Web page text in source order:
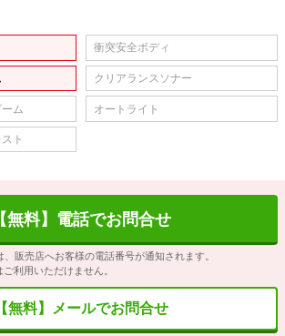
衝突安全ボディ
クリアランスソナー
ム オートライト
ト
【無料】電話でお問合せ
販売店へお客様の電話番号が通知されます。
利用いただけません。
【無料】メールでお問合せ